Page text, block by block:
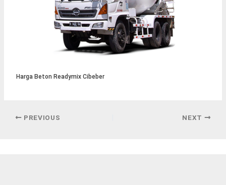
Harga Beton Readymix Cibeber
PREVIOUS NEXT